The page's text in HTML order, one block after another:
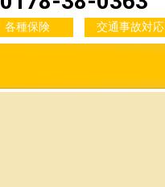
各種保険 交通事故対応